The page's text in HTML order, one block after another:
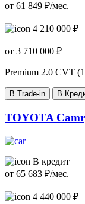
от 61 849 ₽/мес.
4 210 000 ₽
от 3 710 000 ₽
Premium 2.0 CVT
В Trade-in В
TOYOTA
В кредит
от 65 683 ₽/мес.
4 440 000 ₽